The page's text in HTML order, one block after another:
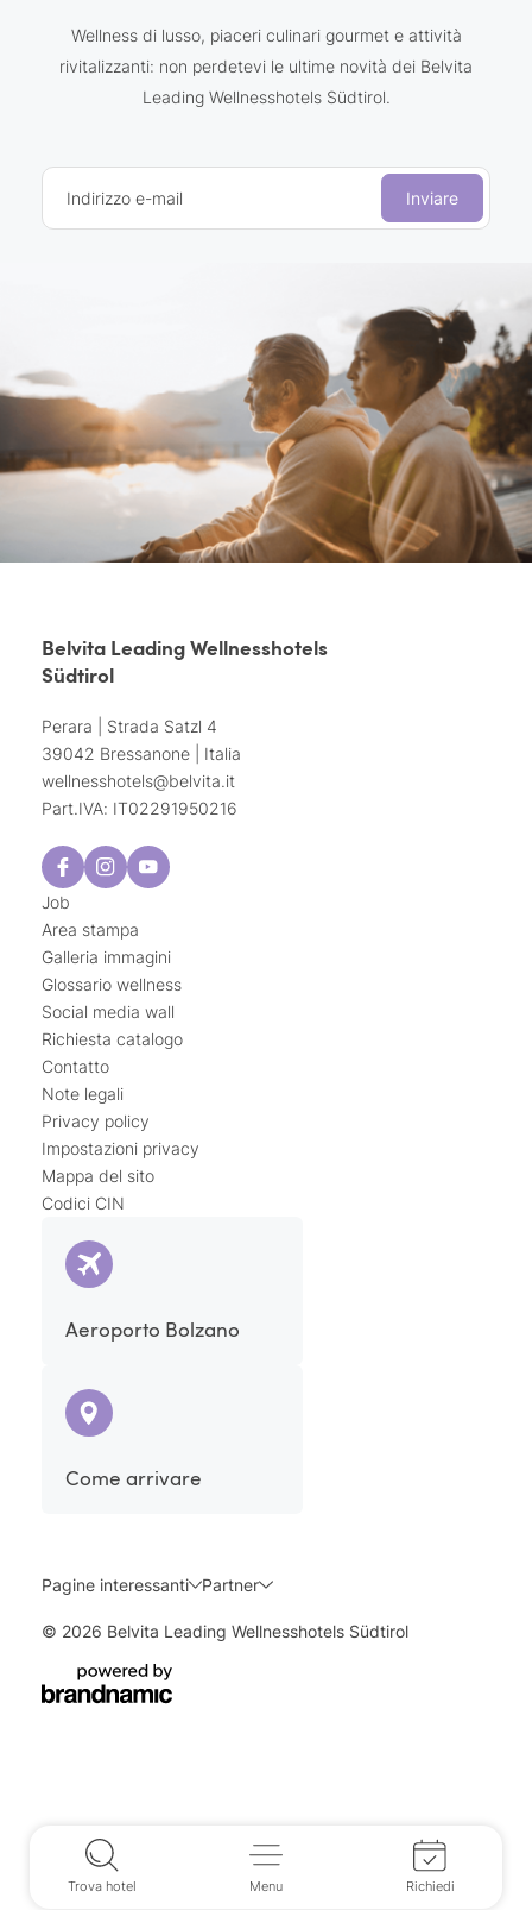
Wellness di lusso, piaceri culinari gourmet e attività
rivitalizzanti: non perdetevi le ultime novità dei Belvita
Leading Wellnesshotels Südtirol.
Indirizzo e-mail Inviare
Belvita Leading Wellnesshotels
Südtirol
Perara | Strada Satzl 4
39042 Bressanone | Italia
wellnesshotels@belvita.it
Part.IVA: IT02291950216
Job
Area stampa
Galleria immagini
Glossario wellness
Social media wall
Richiesta catalogo
Contatto
Note legali
Privacy policy
Impostazioni privacy
Mappa del sito
Codici CIN
Aeroporto Bolzano
Come arrivare
Pagine interessanti Partner
© 2026 Belvita Leading Wellnesshotels Südtirol
Trova hotel Menu Richiedi